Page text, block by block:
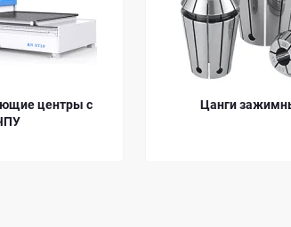
Цанги зажимные ER